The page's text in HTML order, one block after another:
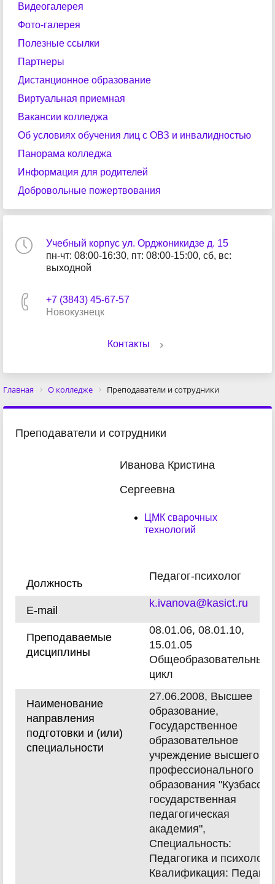
Видеогалерея
Фото-галерея
Полезные ссылки
Партнеры
Дистанционное образование
Виртуальная приемная
Вакансии колледжа
Об условиях обучения лиц с ОВЗ и инвалидностью
Панорама колледжа
Информация для родителей
Добровольные пожертвования
Учебный корпус ул. Орджоникидзе д. 15
пн-чт: 08:00-16:30, пт: 08:00-15:00, сб, вс:
выходной
+7 (3843) 45-67-57
Новокузнецк
Контакты
Главная О колледже Преподаватели и сотрудники
Преподаватели и сотрудники
Иванова Кристина
Сергеевна
ЦМК сварочных
технологий
Должность
Педагог-психолог
E-mail
k.ivanova@kasict.ru
Преподаваемые
дисциплины
08.01.06, 08.01.10,
15.01.05
Общеобразовательный
цикл
Наименование
направления
подготовки и (или)
специальности
27.06.2008, Высшее
образование,
Государственное
образовательное
учреждение высшего
профессионального
образования
государственная
педагогическая
академия",
Специальность:
Педагогика и
Квалификация: